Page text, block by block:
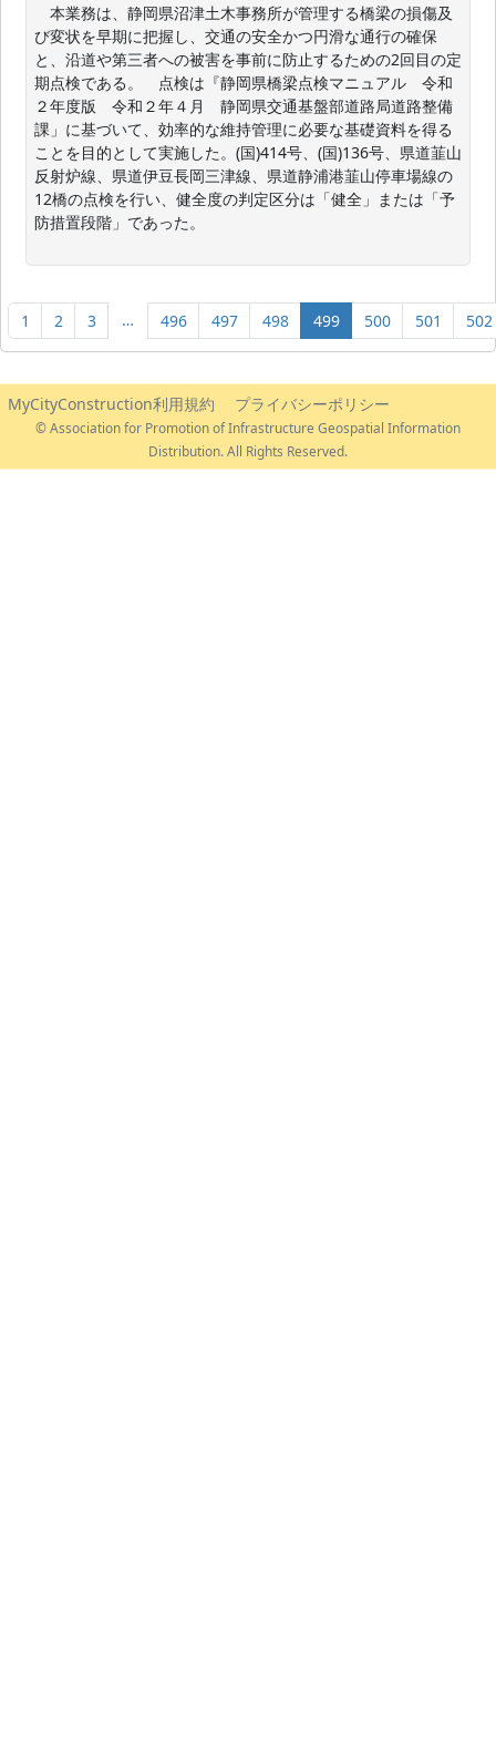
本業務は、静岡県沼津土木事務所が管理する橋梁の損傷及
び変状を早期に把握し、交通の安全かつ円滑な通行の確保
と、沿道や第三者への被害を事前に防止するための2回目の定
期点検である。　点検は『静岡県橋梁点検マニュアル　令和
２年度版　令和２年４月　静岡県交通基盤部道路局道路整備
課」に基づいて、効率的な維持管理に必要な基礎資料を得る
ことを目的として実施した。(国)414号、(国)136号、県道韮山
反射炉線、県道伊豆長岡三津線、県道静浦港韮山停車場線の
12橋の点検を行い、健全度の判定区分は「健全」または「予
防措置段階」であった。
1 2 3 … 496 497 498 499 500 501 502
MyCityConstruction利用規約 プライバシーポリシー
© Association for Promotion of Infrastructure Geospatial Information
Distribution. All Rights Reserved.